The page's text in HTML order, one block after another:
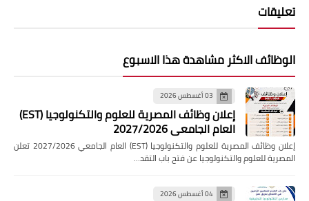
تعليقات
الوظائف الاكثر مشاهدة هذا الاسبوع
03 أغسطس 2026
إعلان وظائف المصرية للعلوم والتكنولوجيا (EST)
العام الجامعي 2027/2026
إعلان وظائف المصرية للعلوم والتكنولوجيا (EST) العام الجامعي 2027/2026 تعلن
المصرية للعلوم والتكنولوجيا عن فتح باب التقد…
04 أغسطس 2026